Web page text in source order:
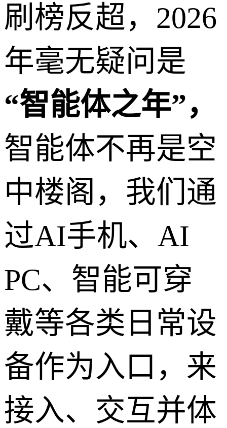
刷榜反超，2026
年毫无疑问是
“智能体之年”，
智能体不再是空
中楼阁，我们通
过AI手机、AI
PC、智能可穿
戴等各类日常设
备作为入口，来
接入、交互并体